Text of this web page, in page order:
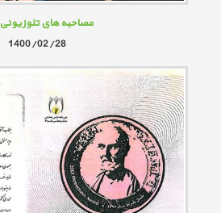
مصاحبه های تلوزیونی
1400/02/28